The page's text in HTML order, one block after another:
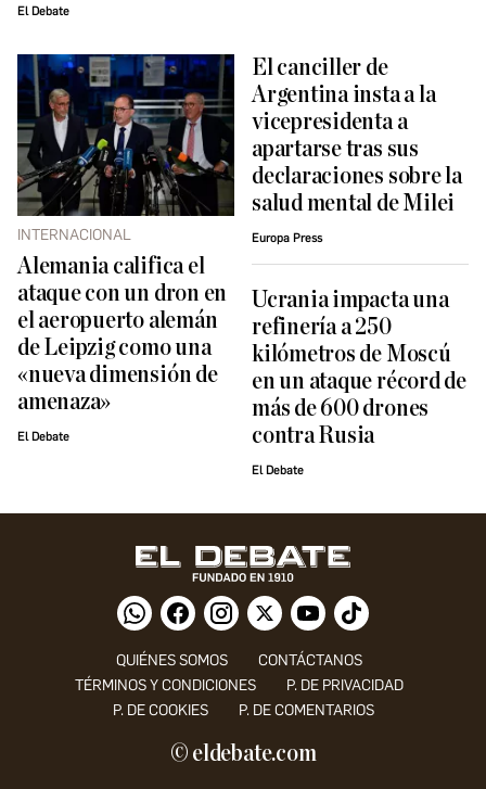
El Debate
INTERNACIONAL
Alemania califica el
ataque con un dron en
el aeropuerto alemán
de Leipzig como una
«nueva dimensión de
amenaza»
El Debate
El canciller de
Argentina insta a la
vicepresidenta a
apartarse tras sus
declaraciones sobre la
salud mental de Milei
Europa Press
Ucrania impacta una
refinería a 250
kilómetros de Moscú
en un ataque récord de
más de 600 drones
contra Rusia
El Debate
QUIÉNES SOMOS
CONTÁCTANOS
TÉRMINOS Y CONDICIONES
P. DE PRIVACIDAD
P. DE COOKIES
P. DE COMENTARIOS
© eldebate.com